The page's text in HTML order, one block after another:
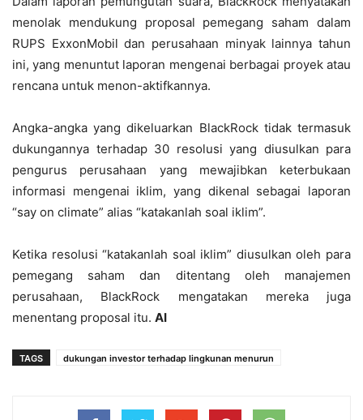
menolak mendukung proposal pemegang saham dalam
RUPS ExxonMobil dan perusahaan minyak lainnya tahun
ini, yang menuntut laporan mengenai berbagai proyek atau
rencana untuk menon-aktifkannya.
Angka-angka yang dikeluarkan BlackRock tidak termasuk
dukungannya terhadap 30 resolusi yang diusulkan para
pengurus perusahaan yang mewajibkan keterbukaan
informasi mengenai iklim, yang dikenal sebagai laporan
“say on climate” alias “katakanlah soal iklim”.
Ketika resolusi “katakanlah soal iklim” diusulkan oleh para
pemegang saham dan ditentang oleh manajemen
perusahaan, BlackRock mengatakan mereka juga
menentang proposal itu. AI
TAGS dukungan investor terhadap lingkunan menurun